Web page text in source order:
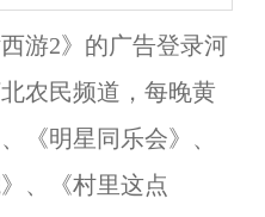
西游2》的广告登录河
农民频道，每晚黄
《明星同乐会》、
、《村里这点